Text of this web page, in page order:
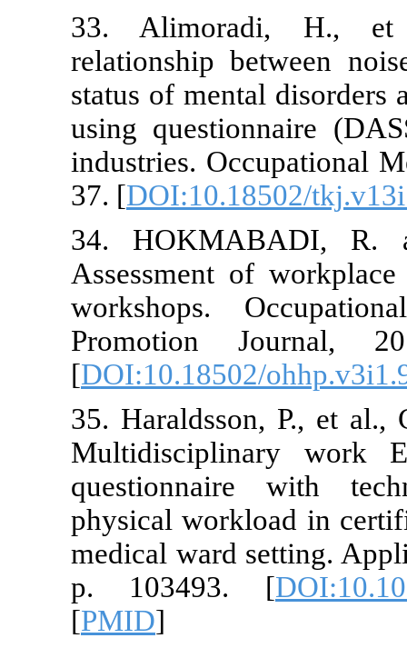
33.
relationship
status of
using
industries.
37. [
34.
[
35.
physical
medical
p.